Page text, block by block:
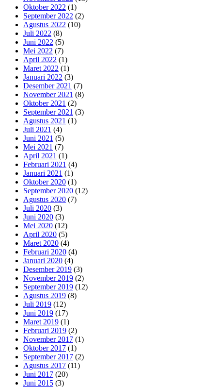
Oktober 2022 (1)
September 2022 (2)
Agustus 2022 (10)
Juli 2022 (8)
Juni 2022 (5)
Mei 2022 (7)
April 2022 (1)
Maret 2022 (1)
Januari 2022 (3)
Desember 2021 (7)
November 2021 (8)
Oktober 2021 (2)
September 2021 (3)
Agustus 2021 (1)
Juli 2021 (4)
Juni 2021 (5)
Mei 2021 (7)
April 2021 (1)
Februari 2021 (4)
Januari 2021 (1)
Oktober 2020 (1)
September 2020 (12)
Agustus 2020 (7)
Juli 2020 (3)
Juni 2020 (3)
Mei 2020 (12)
April 2020 (5)
Maret 2020 (4)
Februari 2020 (4)
Januari 2020 (4)
Desember 2019 (3)
November 2019 (2)
September 2019 (12)
Agustus 2019 (8)
Juli 2019 (12)
Juni 2019 (17)
Maret 2019 (1)
Februari 2019 (2)
November 2017 (1)
Oktober 2017 (1)
September 2017 (2)
Agustus 2017 (11)
Juni 2017 (20)
Juni 2015 (3)